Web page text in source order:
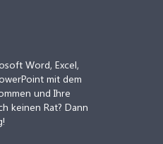
Word, Excel,
mit dem
und Ihre
keinen Rat? Dann